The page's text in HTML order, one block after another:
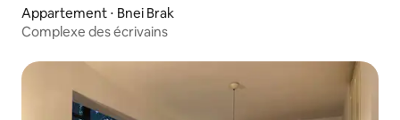
Appartement ⋅ Bnei Brak
Complexe des écrivains